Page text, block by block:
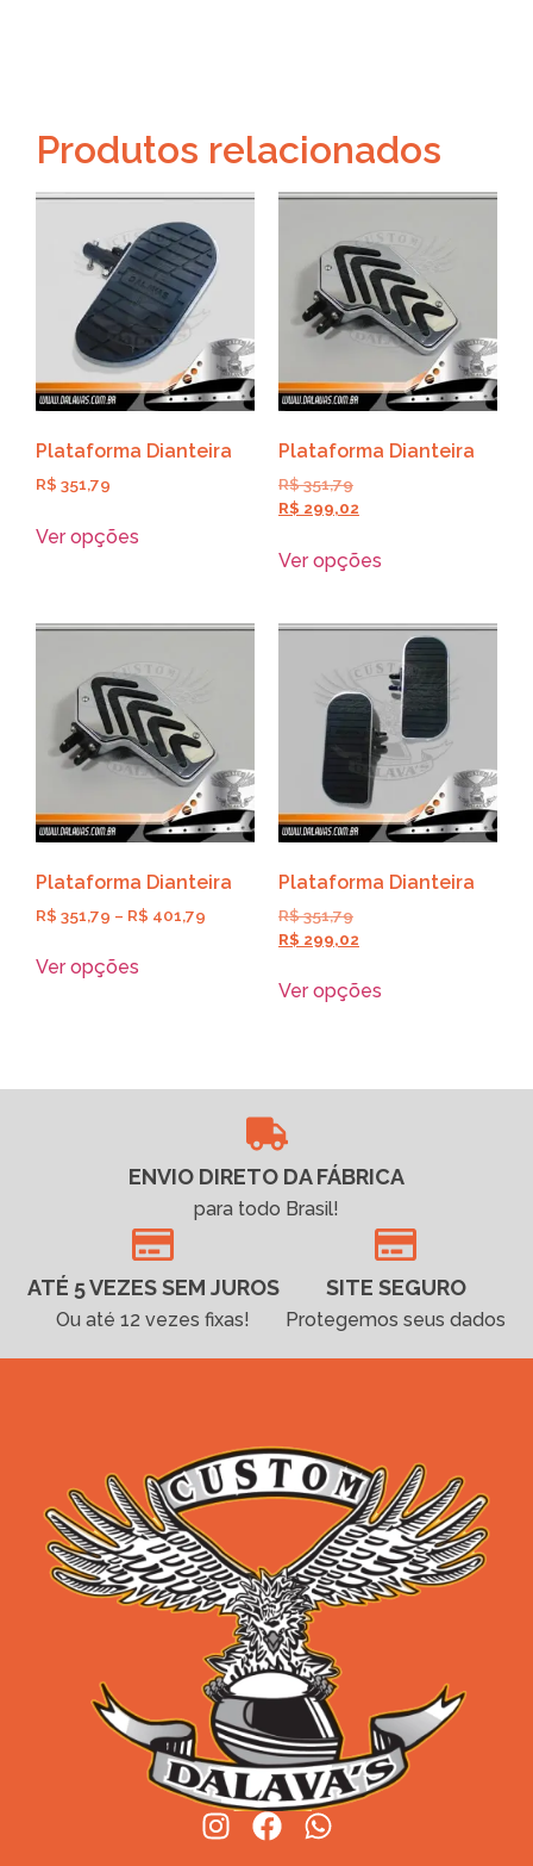
Produtos relacionados
Plataforma Dianteira
R$ 351,79
Ver opções
Plataforma Dianteira
R$351,79
R$ 299,02
Ver opções
Plataforma Dianteira
R$ 351,79 – R$ 401,79
Ver opções
Plataforma Dianteira
R$351,79
R$ 299,02
Ver opções
ENVIO DIRETO DA FÁBRICA
para todo Brasil!
ATÉ 5 VEZES SEM JUROS
Ou até 12 vezes fixas!
SITE SEGURO
Protegemos seus dados